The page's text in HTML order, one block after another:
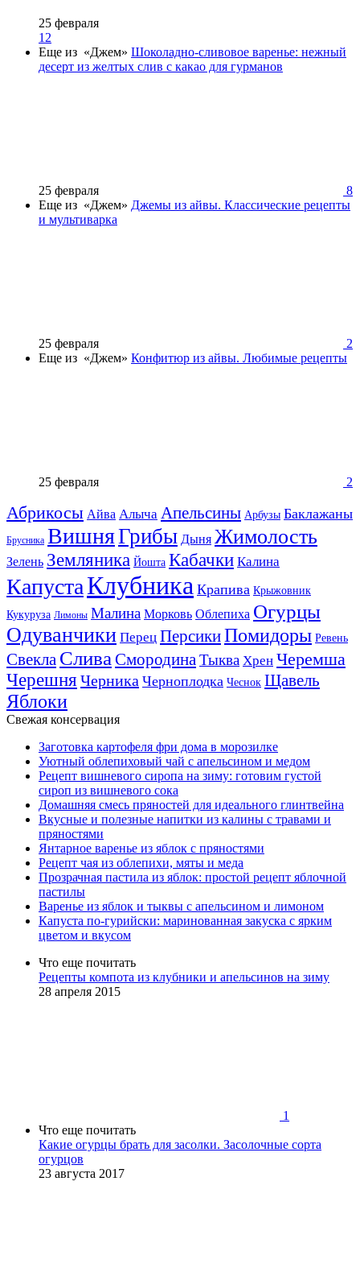
25 февраля
12
Еще из «Джем» Шоколадно-сливовое варенье: нежный
десерт из желтых слив с какао для гурманов
25 февраля
8
Еще из «Джем» Джемы из айвы. Классические рецепты
и мультиварка
25 февраля
2
Еще из «Джем» Конфитюр из айвы. Любимые рецепты
25 февраля 2
Абрикосы Айва Алыча Апельсины Арбузы Баклажаны
Брусника ВишняГрибы Дыня Жимолость
Зелень Земляника Йошта Кабачки Калина
КапустаКлубника Крапива Крыжовник
Кукуруза Лимоны Малина Морковь Облепиха Огурцы
Одуванчики Перец ПерсикиПомидоры Ревень
Свекла Слива СмородинаТыква Хрен Черемша
Черешня Черника Черноплодка Чеснок Щавель
Яблоки
Свежая консервация
Заготовка картофеля фри дома в морозилке
Уютный облепиховый чай с апельсином и медом
Рецепт вишневого сиропа на зиму: готовим густой
сироп из вишневого сока
Домашняя смесь пряностей для идеального глинтвейна
Вкусные и полезные напитки из калины с травами и
пряностями
Янтарное варенье из яблок с пряностями
Рецепт чая из облепихи, мяты и меда
Прозрачная пастила из яблок: простой рецепт яблочной
пастилы
Варенье из яблок и тыквы с апельсином и лимоном
Капуста по-гурийски: маринованная закуска с ярким
цветом и вкусом
Что еще почитать
Рецепты компота из клубники и апельсинов на зиму
28 апреля 2015
1
Что еще почитать
Какие огурцы брать для засолки. Засолочные сорта
огурцов
23 августа 2017